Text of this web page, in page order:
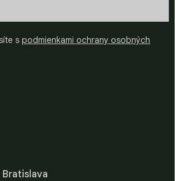
s podmienkami ochrany osobných